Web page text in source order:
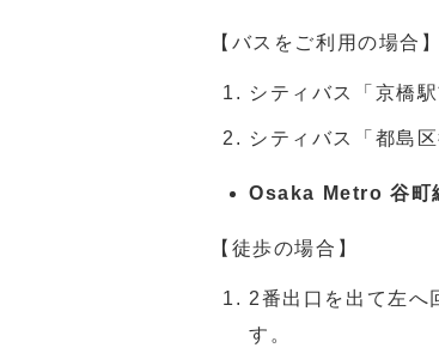
【バスをご利用の場合】
シティバス「京橋
シティバス「都島
Osaka Metro 谷町
【徒歩の場合】
2番出口を出て左へ
す。